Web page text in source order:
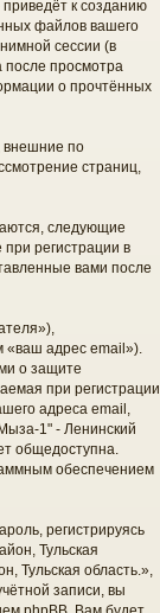
к созданию
файлов вашего
сессии (в
просмотра
о прочтённых
внешние по
страниц,
следующие
регистрации в
вами после
адрес email»).
о защите
при регистрации
адреса email,
1" - Ленинский
общедоступна.
обеспечением
регистрируясь
Тульская
Тульская область.»,
записи, вы